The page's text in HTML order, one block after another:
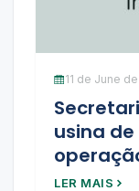
11 de June
usina
LER MAIS